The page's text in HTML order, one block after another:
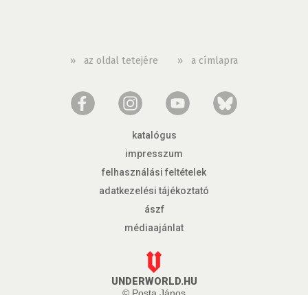
» az oldal tetejére » a címlapra
katalógus
impresszum
felhasználási feltételek
adatkezelési tájékoztató
ászf
médiaajánlat
UNDERWORLD.HU